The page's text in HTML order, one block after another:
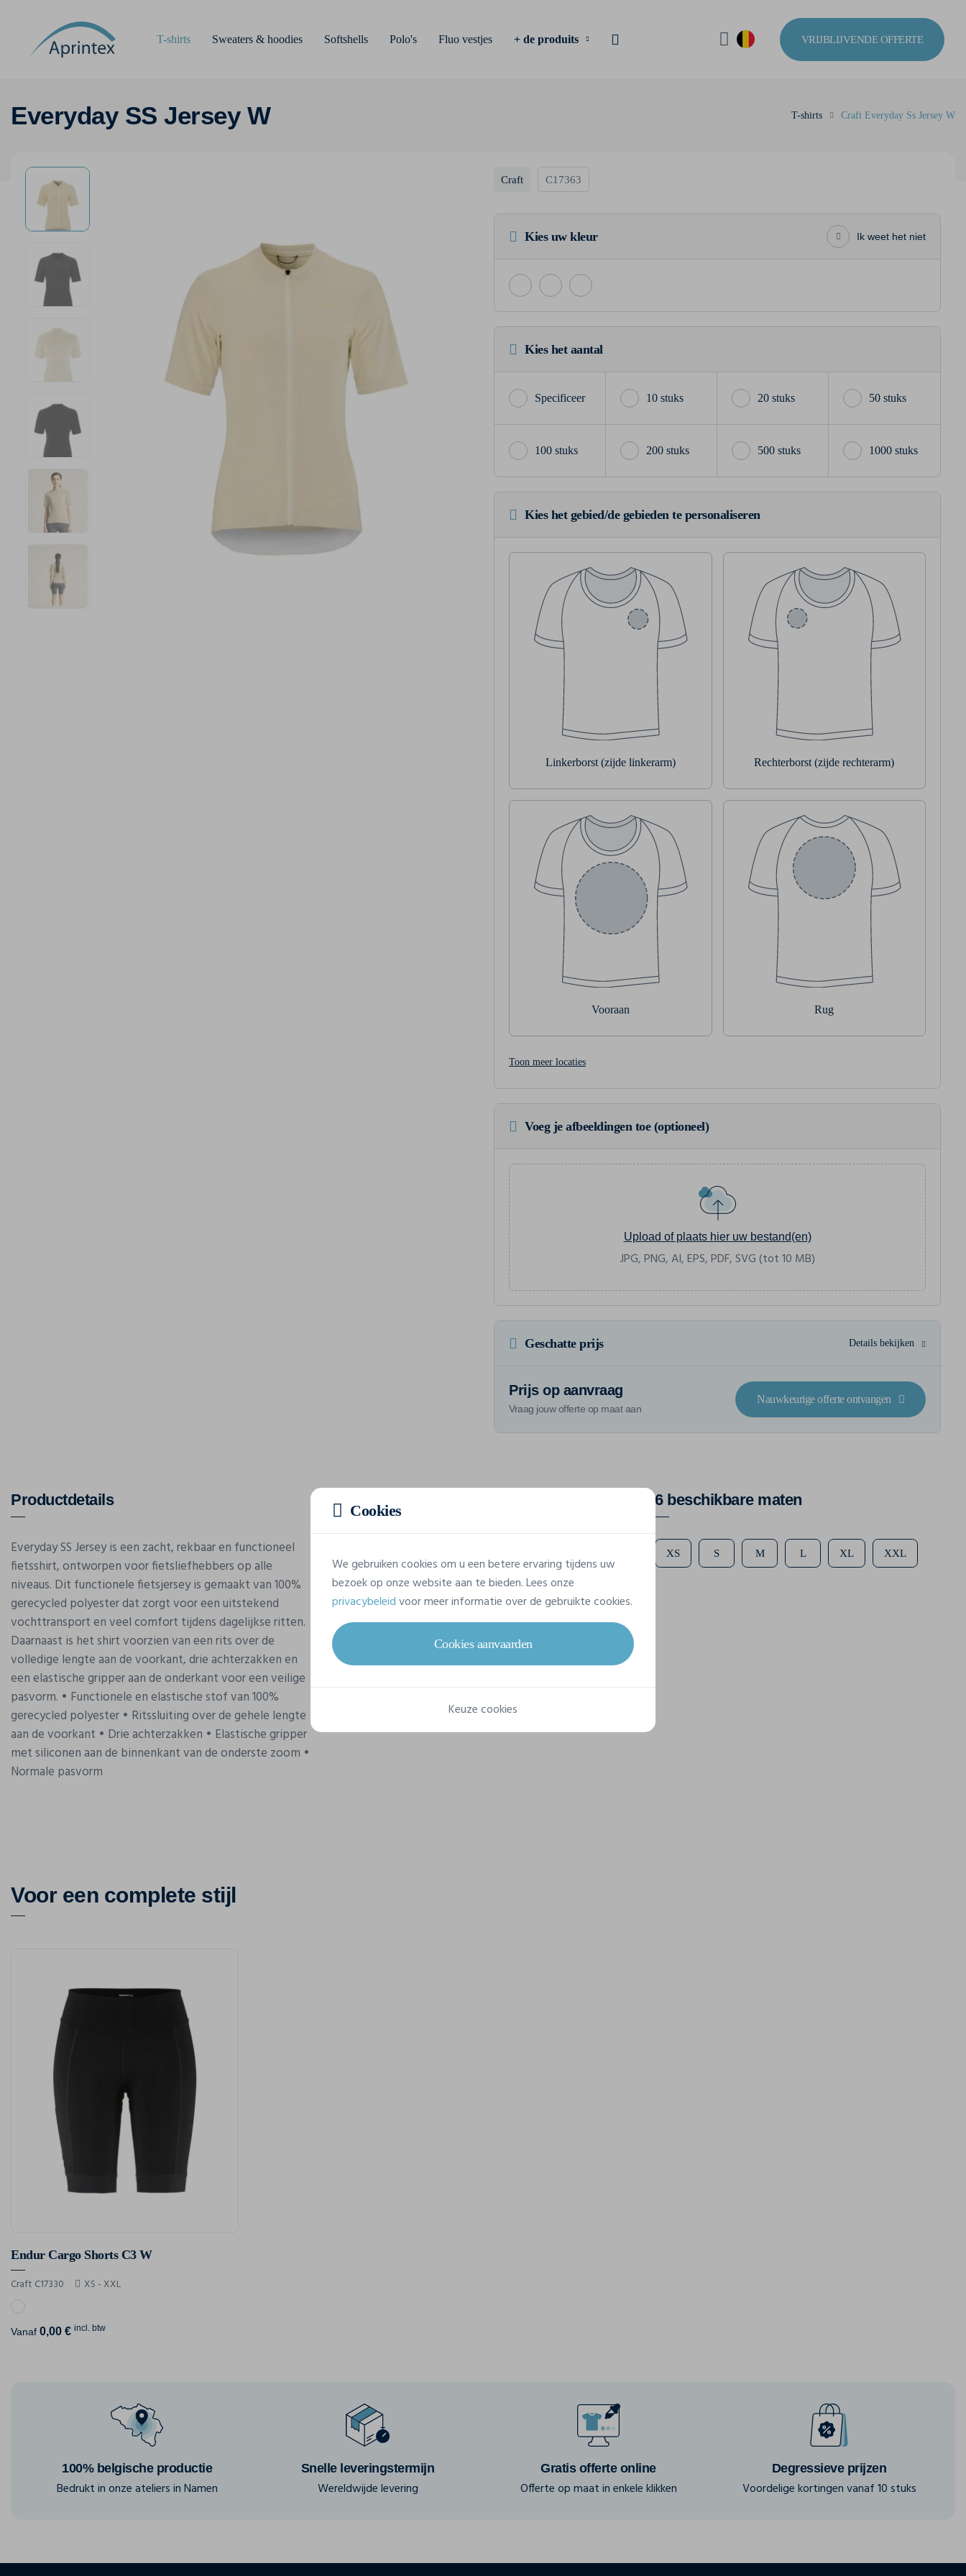
T-shirts Sweaters & hoodies Softshells Polo's Fluo vestjes + de produits VRIJBLIJVENDE OFFERTE
Everyday SS Jersey W T-shirts Craft Everyday Ss Jersey W
Craft C17363
Kies uw kleur Ik weet het niet
Kies het aantal
10 stuks 20 stuks 50 stuks
100 stuks 200 stuks 500 stuks 1000 stuks
Kies het gebied/de gebieden te personaliseren
Linkerborst (zijde linkerarm) Rechterborst (zijde rechterarm)
Vooraan Rug
Toon meer locaties
Voeg je afbeeldingen toe (optioneel)
Upload of plaats hier uw bestand(en)
JPG, PNG, AI, EPS, PDF, SVG (tot 10 MB)
Geschatte prijs Details bekijken
Prijs op aanvraag
Vraag jouw offerte op maat aan
Nauwkeurige offerte ontvangen
Productdetails
Everyday SS Jersey is een zacht, rekbaar en functioneel
fietsshirt, ontworpen voor fietsliefhebbers op alle
niveaus. Dit functionele fietsjersey is gemaakt van 100%
gerecycled polyester dat zorgt voor een uitstekend
vochttransport en veel comfort tijdens dagelijkse ritten.
Daarnaast is het shirt voorzien van een rits over de
volledige lengte aan de voorkant, drie achterzakken en
een elastische gripper aan de onderkant voor een veilige
pasvorm. • Functionele en elastische stof van 100%
gerecycled polyester • Ritssluiting over de gehele lengte
aan de voorkant • Drie achterzakken • Elastische gripper
met siliconen aan de binnenkant van de onderste zoom •
Normale pasvorm
Eigenschappen
Referentie
100% Polyester Recycled
6 beschikbare maten
XS S M L XL XXL
Voor een complete stijl
Endur Cargo Shorts C3 W
Craft C17330 XS - XXL
Vanaf 0,00 € incl. btw
100% belgische productie
Bedrukt in onze ateliers in Namen
Snelle leveringstermijn
Wereldwijde levering
Gratis offerte online
Offerte op maat in enkele klikken
Degressieve prijzen
Voordelige kortingen vanaf 10 stuks
Cookies
We gebruiken cookies om u een betere ervaring tijdens uw
bezoek op onze website aan te bieden. Lees onze
privacybeleidvoor meer informatie over de gebruikte cookies.
Cookies aanvaarden
Keuze cookies